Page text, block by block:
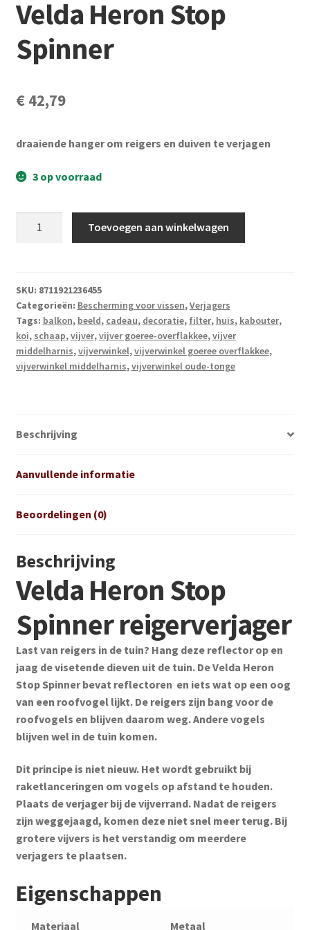
Velda Heron Stop
Spinner
€42,79
draaiende hanger om reigers en duiven te verjagen
3 op voorraad
aantal
Toevoegen aan winkelwagen
SKU: 8711921236455
Categorieën: Bescherming voor vissen,Verjagers
Tags: balkon, beeld, cadeau, decoratie, filter, huis, kabouter,
koi, schaap,vijver,vijver goeree-overflakkee,vijver
middelharnis,vijverwinkel,vijverwinkel goeree overflakkee,
vijverwinkel middelharnis,vijverwinkel oude-tonge
Beschrijving
Aanvullende informatie
Beoordelingen (0)
Beschrijving
Velda Heron Stop
Spinner reigerverjager
Last van reigers in de tuin? Hang deze reflector op en
jaag de visetende dieven uit de tuin. De Velda Heron
Stop Spinner bevat reflectoren en iets wat op een oog
van een roofvogel lijkt. De reigers zijn bang voor de
roofvogels en blijven daarom weg. Andere vogels
blijven wel in de tuin komen.
Dit principe is niet nieuw. Het wordt gebruikt bij
raketlanceringen om vogels op afstand te houden.
Plaats de verjager bij de vijverrand. Nadat de reigers
zijn weggejaagd, komen deze niet snel meer terug. Bij
grotere vijvers is het verstandig om meerdere
verjagers te plaatsen.
Eigenschappen
Materiaal Metaal